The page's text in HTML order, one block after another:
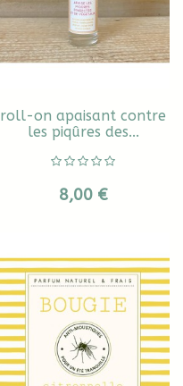
roll-on apaisant contre
les piqûres des...
8,00 €